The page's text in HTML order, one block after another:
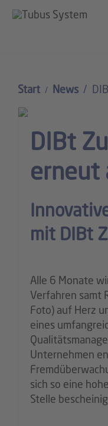
Start News
DIBt
erneut
mit DIBt
Alle 6 Monate
Verfahren samt
Foto) auf Herz
eines
Unternehmen
sich so eine
Stelle